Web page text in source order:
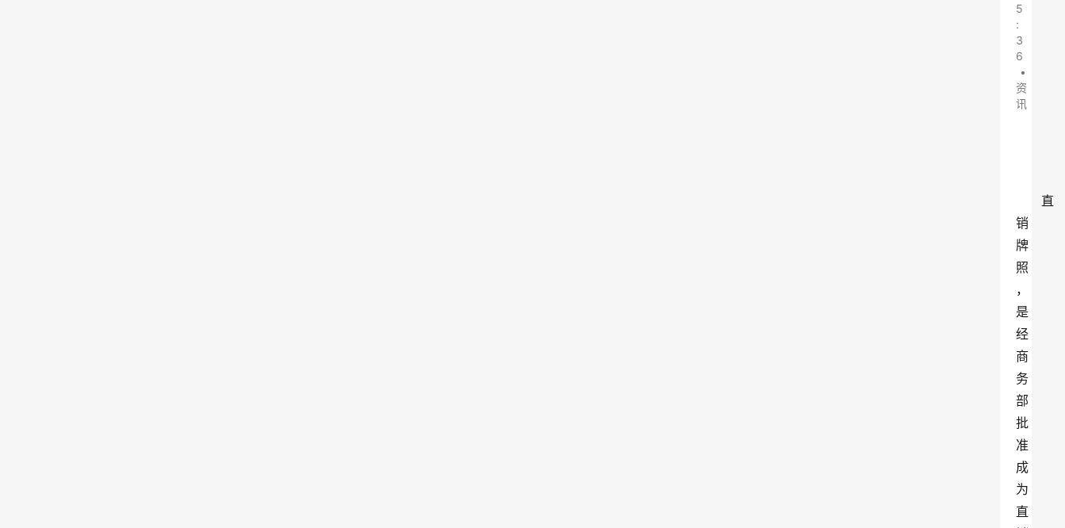
5
:
3
6
•
资
讯
直
销
牌
照
，
是
经
商
务
部
批
准
成
为
直